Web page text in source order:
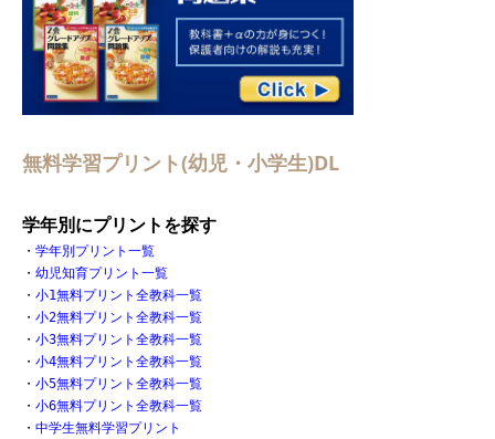
無料学習プリント(幼児・小学生)DL
学年別にプリントを探す
・ 学年別プリント一覧
・ 幼児知育プリント一覧
・ 小1無料プリント全教科一覧
・ 小2無料プリント全教科一覧
・ 小3無料プリント全教科一覧
・ 小4無料プリント全教科一覧
・ 小5無料プリント全教科一覧
・ 小6無料プリント全教科一覧
・ 中学生無料学習プリント